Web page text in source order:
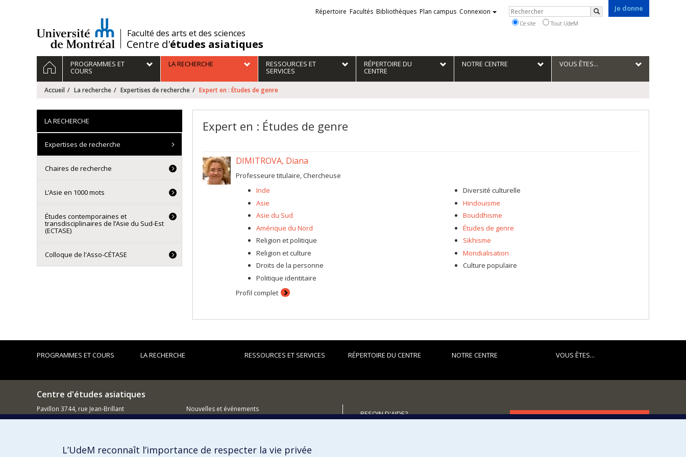
/Faculté des arts et des sciences
Centre d'études asiatiques
Je donne
Liens
externes
Répertoire Facultés Bibliothèques Plan campus Connexion Rechercher
Rechercher
Ce site Tout UdeM
Navigation
principale
ACCUEILPROGRAMMES ET
COURS
LA RECHERCHE RESSOURCES ET
SERVICES
RÉPERTOIRE DU
CENTRE
NOTRE CENTRE VOUS ÊTES...
Accueil La recherche Expertises de recherche Expert en : Études de genre
Expert en : Études de genre
DIMITROVA, Diana
Professeure titulaire, Chercheuse
Inde
Asie
Asie du Sud
Amérique du Nord
Religion et politique
Religion et culture
Droits de la personne
Politique identitaire
Diversité culturelle
Hindouisme
Bouddhisme
Études de genre
Sikhisme
Mondialisation
Culture populaire
Profil complet
LA RECHERCHE
Expertises de recherche
Chaires de recherche
L’Asie en 1000 mots
Études contemporaines et
transdisciplinaires de l’Asie du Sud-Est
(ECTASE)
Colloque de l'Asso-CÉTASE
PROGRAMMES ET COURS LA RECHERCHE RESSOURCES ET SERVICES RÉPERTOIRE DU CENTRE NOTRE CENTRE VOUS ÊTES...
Centre d'études asiatiques
Pavillon 3744, rue Jean-Brillant
Nouvelles et événements
BESOIN D'AIDE?
FACULTÉ DES ARTS ET DES SCIENCES
L’UdeM reconnaît l’importance de respecter la vie privée